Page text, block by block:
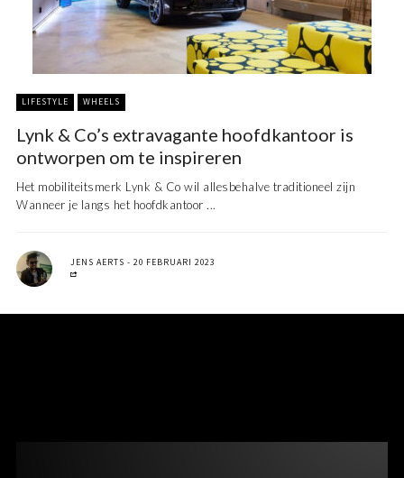
LIFESTYLE WHEELS
Lynk & Co’s extravagante hoofdkantoor is
ontworpen om te inspireren
Het mobiliteitsmerk Lynk & Co wil allesbehalve traditioneel zijn
Wanneer je langs het hoofdkantoor ...
JENS AERTS 20 FEBRUARI 2023